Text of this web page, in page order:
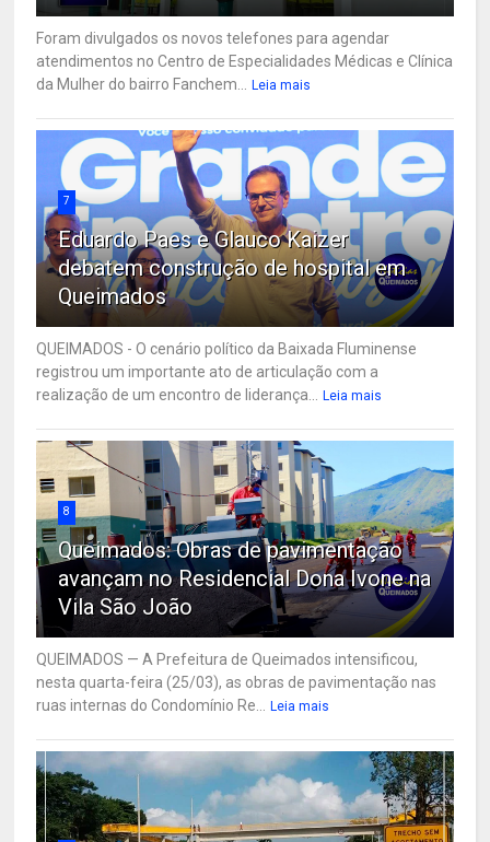
Foram divulgados os novos telefones para agendar
atendimentos no Centro de Especialidades Médicas e Clínica
da Mulher do bairro Fanchem...
Leia mais
7
Eduardo Paes e Glauco Kaizer
debatem construção de hospital em
Queimados
QUEIMADOS - O cenário político da Baixada Fluminense
registrou um importante ato de articulação com a
realização de um encontro de liderança...
Leia mais
8
Queimados: Obras de pavimentação
avançam no Residencial Dona Ivone na
Vila São João
QUEIMADOS — A Prefeitura de Queimados intensificou,
nesta quarta-feira (25/03), as obras de pavimentação nas
ruas internas do Condomínio Re...
Leia mais